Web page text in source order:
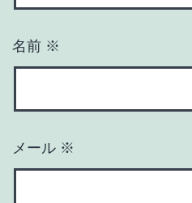
名前 ※
メール ※